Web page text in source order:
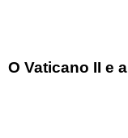
O Vaticano II e a